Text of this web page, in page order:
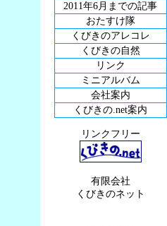
2011年6月までの記事
おたすけ隊
くびきのアレコレ
くびきの自然
リンク
ミニアルバム
会社案内
くびきの.net案内
リンクフリー
有限会社
くびきのネット